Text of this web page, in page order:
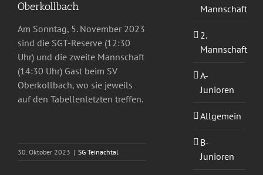
Oberkollbach
Am Sonntag, 5. November 2023
sind die SGT-Reserve (12:30
Uhr) und die zweite Mannschaft
(14:30 Uhr) Gast beim SV
Oberkollbach, wo sie jeweils
auf den Tabellenletzten treffen.
30. Oktober 2023 | SG Teinachtal
Mannschaft
2.
Mannschaft
A-
Junioren
Allgemein
B-
Junioren